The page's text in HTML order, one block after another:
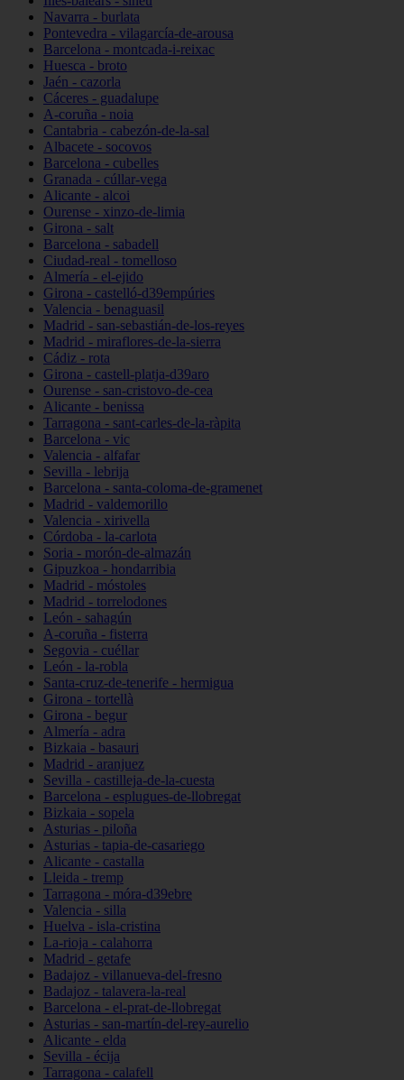
Navarra - burlata
Pontevedra - vilagarcía-de-arousa
Barcelona - montcada-i-reixac
Huesca - broto
Jaén - cazorla
Cáceres - guadalupe
A-coruña - noia
Cantabria - cabezón-de-la-sal
Albacete - socovos
Barcelona - cubelles
Granada - cúllar-vega
Alicante - alcoi
Ourense - xinzo-de-limia
Girona - salt
Barcelona - sabadell
Ciudad-real - tomelloso
Almería - el-ejido
Girona - castelló-d39empúries
Valencia - benaguasil
Madrid - san-sebastián-de-los-reyes
Madrid - miraflores-de-la-sierra
Cádiz - rota
Girona - castell-platja-d39aro
Ourense - san-cristovo-de-cea
Alicante - benissa
Tarragona - sant-carles-de-la-ràpita
Barcelona - vic
Valencia - alfafar
Sevilla - lebrija
Barcelona - santa-coloma-de-gramenet
Madrid - valdemorillo
Valencia - xirivella
Córdoba - la-carlota
Soria - morón-de-almazán
Gipuzkoa - hondarribia
Madrid - móstoles
Madrid - torrelodones
León - sahagún
A-coruña - fisterra
Segovia - cuéllar
León - la-robla
Santa-cruz-de-tenerife - hermigua
Girona - tortellà
Girona - begur
Almería - adra
Bizkaia - basauri
Madrid - aranjuez
Sevilla - castilleja-de-la-cuesta
Barcelona - esplugues-de-llobregat
Bizkaia - sopela
Asturias - piloña
Asturias - tapia-de-casariego
Alicante - castalla
Lleida - tremp
Tarragona - móra-d39ebre
Valencia - silla
Huelva - isla-cristina
La-rioja - calahorra
Madrid - getafe
Badajoz - villanueva-del-fresno
Badajoz - talavera-la-real
Barcelona - el-prat-de-llobregat
Asturias - san-martín-del-rey-aurelio
Alicante - elda
Sevilla - écija
Tarragona - calafell